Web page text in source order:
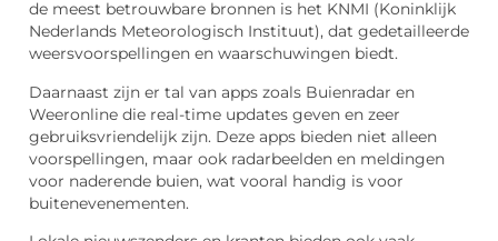
de meest betrouwbare bronnen is het KNMI (Koninklijk
Nederlands Meteorologisch Instituut), dat gedetailleerde
weersvoorspellingen en waarschuwingen biedt.
Daarnaast zijn er tal van apps zoals Buienradar en
Weeronline die real-time updates geven en zeer
gebruiksvriendelijk zijn. Deze apps bieden niet alleen
voorspellingen, maar ook radarbeelden en meldingen
voor naderende buien, wat vooral handig is voor
buitenevenementen.